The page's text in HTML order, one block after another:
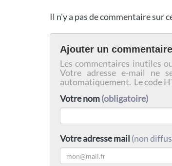
Il n'y a pas de commentaire sur
Ajouter un commentaire
Les commentaires inutiles
Votre adresse e-mail ne
automatiquement. Le code
Votre nom(obligatoire)
Votre adresse mail (non